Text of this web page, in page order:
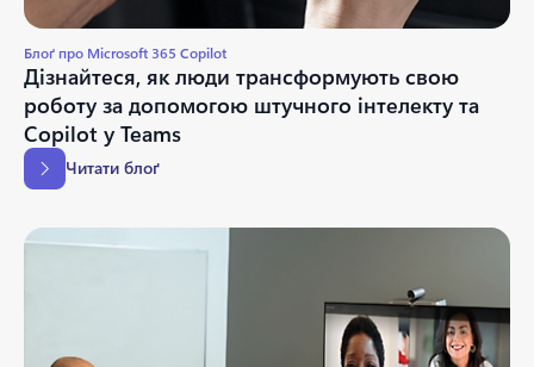
Блоґ про Microsoft 365 Copilot
Дізнайтеся, як люди трансформують свою
роботу за допомогою штучного інтелекту та
Copilot у Teams
Читати блоґ